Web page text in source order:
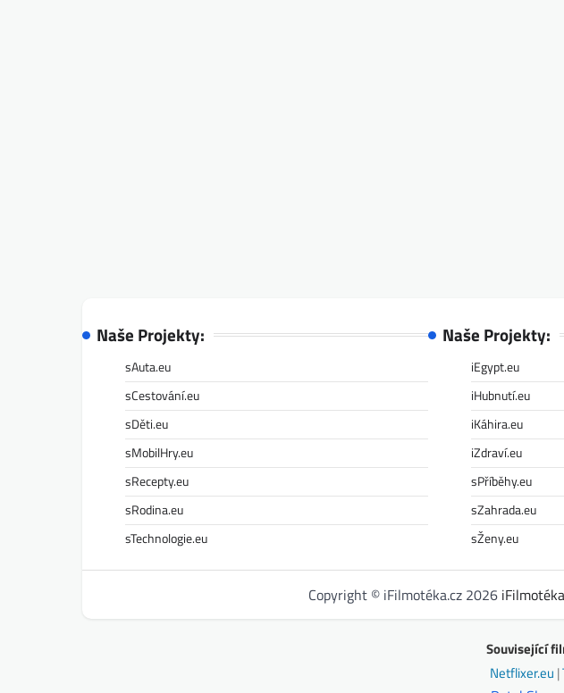
Naše Projekty:
sAuta.eu
sCestování.eu
sDěti.eu
sMobilHry.eu
sRecepty.eu
sRodina.eu
sTechnologie.eu
Naše Projekty:
iEgypt.eu
iHubnutí.eu
iKáhira.eu
iZdraví.eu
sPříběhy.eu
sZahrada.eu
sŽeny.eu
Copyright © iFilmotéka.cz 2026
Související
Netflixer.eu |